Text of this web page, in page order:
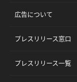
広告について
プレスリリース窓口
プレスリリース一覧